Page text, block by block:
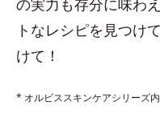
の実力も存分に味わ
トなレシピを見つけ
けて！
* オルビススキンケアシリーズ